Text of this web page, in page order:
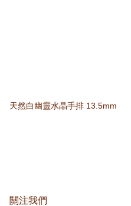
天然白幽靈水晶手排 13.5mm
關注我們